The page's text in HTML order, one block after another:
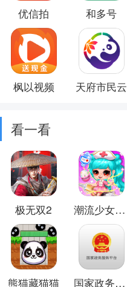
优信拍 和多号
枫以视频 天府市民云
看一看
极无双2 潮流少女日常换装
熊猫藏猫猫 国家政务服务平台